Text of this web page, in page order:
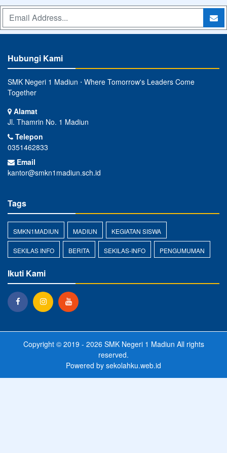
Hubungi Kami
SMK Negeri 1 Madiun ⋅ Where Tomorrow's Leaders Come
Together
Alamat
Jl. Thamrin No. 1 Madiun
Telepon
0351462833
Email
kantor@smkn1madiun.sch.id
Tags
SMKN1MADIUN MADIUN KEGIATAN SISWA
SEKILAS INFO BERITA SEKILAS-INFO PENGUMUMAN
Ikuti Kami
Copyright © 2019 - 2026 SMK Negeri 1 Madiun All rights
reserved.
Powered by sekolahku.web.id